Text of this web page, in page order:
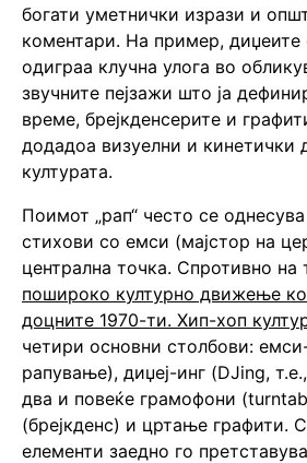
богати уметнички изрази и
коментари. На пример,
одиграа клучна улога во
звучните пејзажи што ја
време, брејкденсерите и
додадоа визуелни и кинетички
културата.
Поимот „рап“ често се
стихови со емси (мајстор на
централна точка. Спротивно на
пошироко културно движење
доцните 1970-ти. Хип-хоп
четири основни столбови:
рапување), диџеј-инг (DJing,
два и повеќе грамофони
(брејкденс) и цртање графити.
елементи заедно го